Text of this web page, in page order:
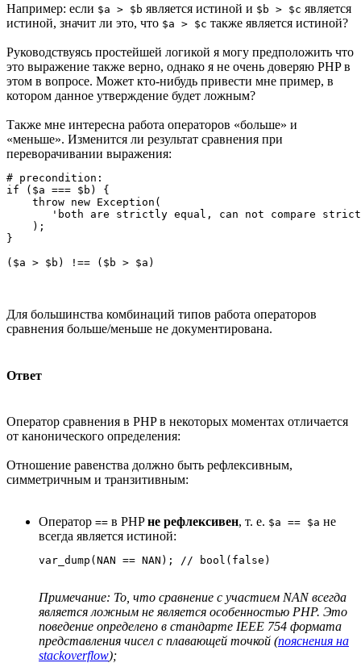
Например: если $a > $b является истиной и $b > $c является
истиной, значит ли это, что $a > $c также является истиной?
Руководствуясь простейшей логикой я могу предположить что
это выражение также верно, однако я не очень доверяю PHP в
этом в вопросе. Может кто-нибудь привести мне пример, в
котором данное утверждение будет ложным?
Также мне интересна работа операторов «больше» и
«меньше». Изменится ли результат сравнения при
переворачивании выражения:
# precondition:
if ($a === $b) {
    throw new Exception(
'both are strictly equal, can not compare
    );
}
($a > $b) !== ($b > $a)
Для большинства комбинаций типов работа операторов
сравнения больше/меньше не документирована.
Ответ
Оператор сравнения в PHP в некоторых моментах отличается
от канонического определения:
Отношение равенства должно быть рефлексивным,
симметричным и транзитивным:
Оператор == в PHPне рефлексивен, т. е. $a == $a не
всегда является истиной:
var_dump(NAN == NAN); // bool(false)
Примечание: То, что сравнение с участием NAN всегда
является ложным не является особенностью PHP. Это
поведение определено в стандарте IEEE 754 формата
представления чисел с плавающей точкой (пояснения на
stackoverflow);